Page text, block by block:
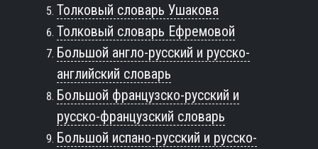
Толковый словарь Ушакова
Толковый словарь Ефремовой
Большой англо-русский и русско-
английский словарь
Большой французско-русский и
русско-французский словарь
Большой испано-русский и русско-